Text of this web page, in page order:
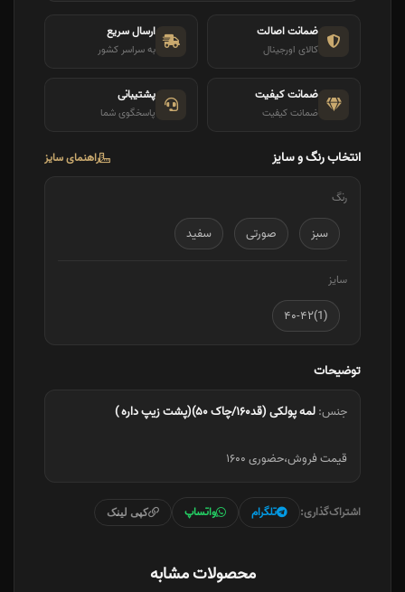
ضمانت اصالت
کالای اورجینال
ارسال سریع
به سراسر کشور
ضمانت کیفیت
ضمانت کیفیت
پشتیبانی
پاسخگوی شما
انتخاب رنگ و سایز راهنمای سایز
رنگ
سبز صورتی سفید
سایز
(1)۴۰-۴۲
توضیحات
جنس:لمه پولکی (قد۱۶۰/چاک ۵۰)(پشت زیپ داره )
قیمت فروش،حضوری ۱۶۰۰
اشتراک‌گذاری: تلگرام واتساپ کپی لینک
محصولات مشابه